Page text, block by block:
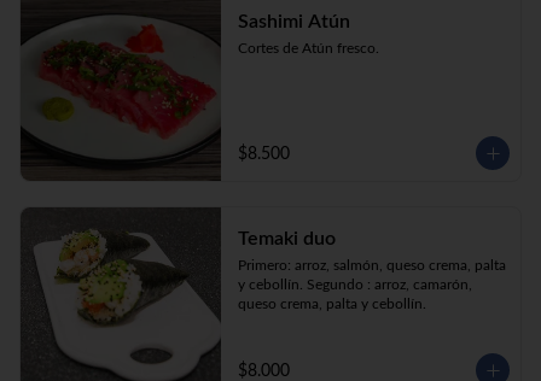
Sashimi Atún
Cortes de Atún fresco.
$8.500
Temaki duo
Primero: arroz, salmón, queso crema, palta
y cebollín. Segundo : arroz, camarón,
queso crema, palta y cebollín.
$8.000